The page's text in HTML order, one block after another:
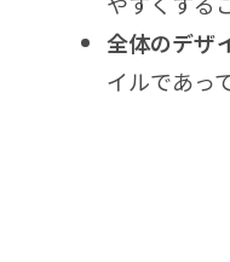
全体のデザ
イルであっ